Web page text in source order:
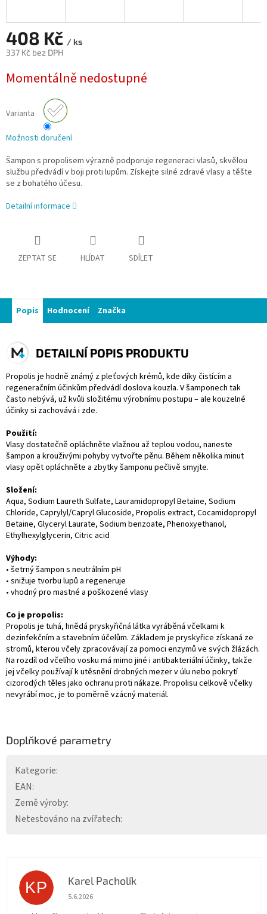
408 Kč / ks
337 Kč bez DPH
cena:
Momentálně nedostupné
Varianta
Možnosti doručení
Šampon s propolisem výrazně podporuje regeneraci vlasů, skvělou
službu předvádí v boji proti lupům. Získejte silné zdravé vlasy a těšte
se z bohatého účesu.
Detailní informace
ZEPTAT SE HLÍDAT SDÍLET
Popis Hodnocení Značka
DETAILNÍ POPIS PRODUKTU
Propolis je hodně známý z pleťových krémů, kde díky čistícím a
regeneračním účinkům předvádí doslova kouzla. V šamponech tak
často nebývá, už kvůli složitému výrobnímu postupu – ale kouzelné
účinky si zachovává i zde.
Použití:
Vlasy dostatečně opláchněte vlažnou až teplou vodou, naneste
šampon a krouživými pohyby vytvořte pěnu. Během několika minut
vlasy opět opláchněte a zbytky šamponu pečlivě smyjte.
Složení:
Aqua, Sodium Laureth Sulfate, Lauramidopropyl Betaine, Sodium
Chloride, Caprylyl/Capryl Glucoside, Propolis extract, Cocamidopropyl
Betaine, Glyceryl Laurate, Sodium benzoate, Phenoxyethanol,
Ethylhexylglycerin, Citric acid
Výhody:
• šetrný šampon s neutrálním pH
• snižuje tvorbu lupů a regeneruje
• vhodný pro mastné a poškozené vlasy
Co je propolis:
Propolis je tuhá, hnědá pryskyřičná látka vyráběná včelkami k
dezinfekčním a stavebním účelům. Základem je pryskyřice získaná ze
stromů, kterou včely zpracovávají za pomoci enzymů ve svých žlázách.
Na rozdíl od včelího vosku má mimo jiné i antibakteriální účinky, takže
jej včelky používají k utěsnění drobných mezer v úlu nebo pokrytí
cizorodých těles jako ochranu proti nákaze. Propolisu celkově včelky
nevyrábí moc, je to poměrně vzácný materiál.
Doplňkové parametry
Kategorie:
EAN:
Země výroby:
Netestováno na zvířatech:
KP Karel Pacholík
Hodnocení obchodu je 4 z 5 hvězdiček.
5.6.2026